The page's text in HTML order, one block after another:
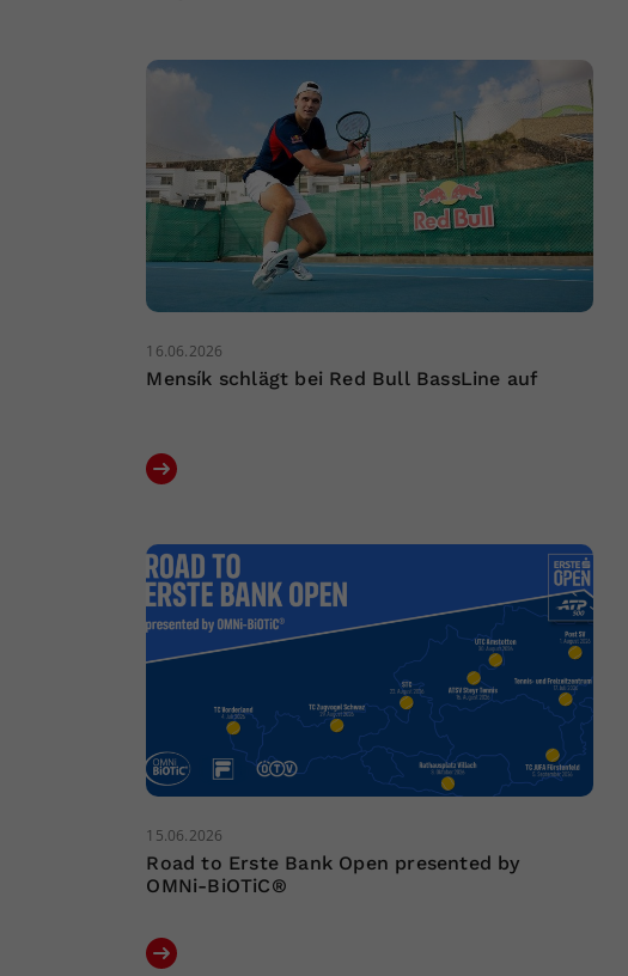
16.06.2026
Mensík schlägt bei Red Bull BassLine auf
15.06.2026
Road to Erste Bank Open presented by
OMNi-BiOTiC®